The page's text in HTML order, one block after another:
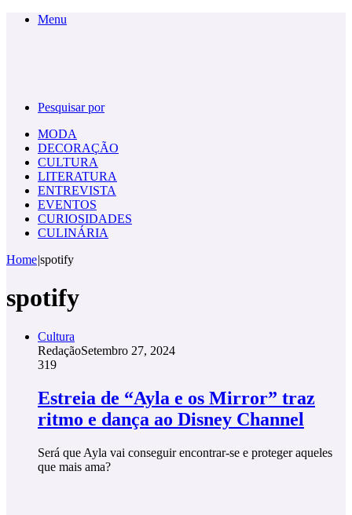
Menu
Pesquisar por
MODA
DECORAÇÃO
CULTURA
LITERATURA
ENTREVISTA
EVENTOS
CURIOSIDADES
CULINÁRIA
Home|spotify
spotify
Cultura
RedaçãoSetembro 27, 2024
319
Estreia de “Ayla e os Mirror” traz
ritmo e dança ao Disney Channel
Será que Ayla vai conseguir encontrar-se e proteger aqueles
que mais ama?